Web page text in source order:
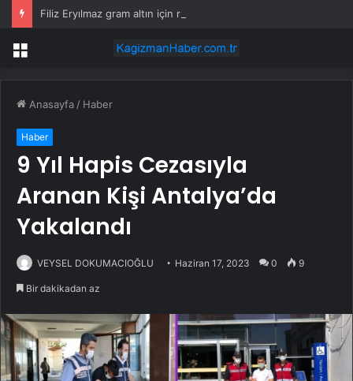
Menü
Anasayfa / Haber
Haber
9 Yıl Hapis Cezasıyla
Aranan Kişi Antalya’da
Yakalandı
VEYSEL DOKUMACIOĞLU Haziran 17, 2023 0 9
Bir dakikadan az